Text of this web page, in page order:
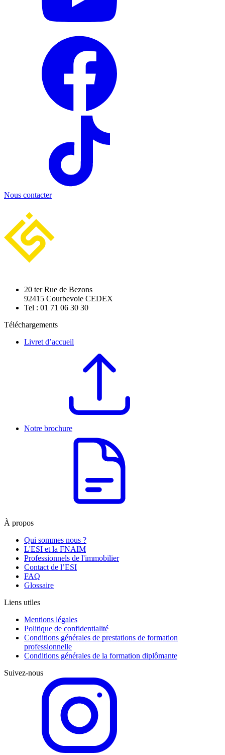
Nous contacter
20 ter Rue de Bezons
92415 Courbevoie CEDEX
Tel : 01 71 06 30 30
Téléchargements
Livret d’accueil
Notre brochure
À propos
Qui sommes nous ?
L'ESI et la FNAIM
Professionnels de l'immobilier
Contact de l’ESI
FAQ
Glossaire
Liens utiles
Mentions légales
Politique de confidentialité
Conditions générales de prestations de formation
professionnelle
Conditions générales de la formation diplômante
Suivez-nous